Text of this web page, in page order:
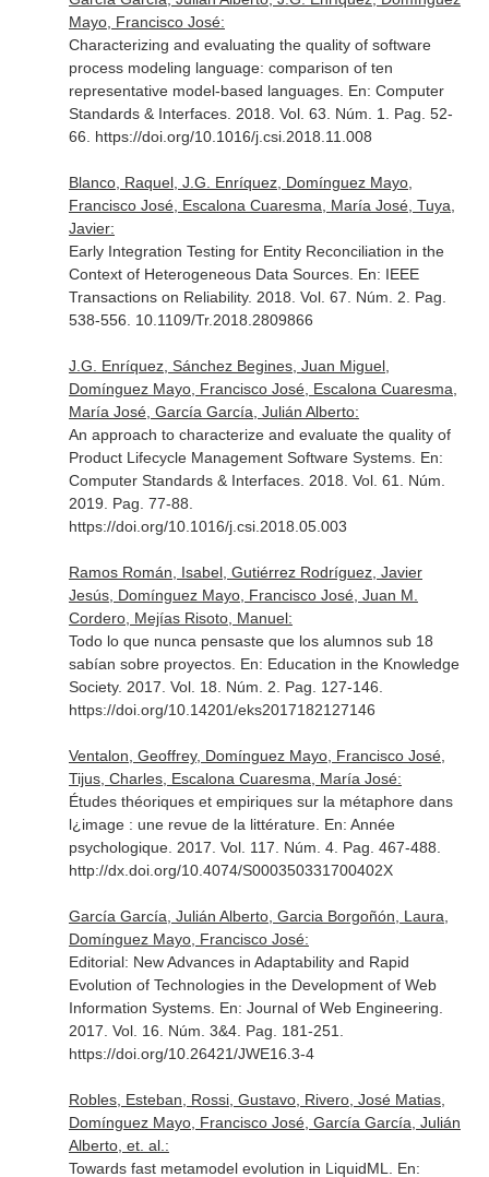
Mayo, Francisco José:
Characterizing and evaluating the quality of software
process modeling language: comparison of ten
representative model-based languages. En: Computer
Standards & Interfaces. 2018. Vol. 63. Núm. 1. Pag. 52-
66. https://doi.org/10.1016/j.csi.2018.11.008
Blanco, Raquel, J.G. Enríquez, Domínguez Mayo,
Francisco José, Escalona Cuaresma, María José, Tuya,
Javier:
Early Integration Testing for Entity Reconciliation in the
Context of Heterogeneous Data Sources. En: IEEE
Transactions on Reliability. 2018. Vol. 67. Núm. 2. Pag.
538-556. 10.1109/Tr.2018.2809866
J.G. Enríquez, Sánchez Begines, Juan Miguel,
Domínguez Mayo, Francisco José, Escalona Cuaresma,
María José, García García, Julián Alberto:
An approach to characterize and evaluate the quality of
Product Lifecycle Management Software Systems. En:
Computer Standards & Interfaces. 2018. Vol. 61. Núm.
2019. Pag. 77-88.
https://doi.org/10.1016/j.csi.2018.05.003
Ramos Román, Isabel, Gutiérrez Rodríguez, Javier
Jesús, Domínguez Mayo, Francisco José, Juan M.
Cordero, Mejías Risoto, Manuel:
Todo lo que nunca pensaste que los alumnos sub 18
sabían sobre proyectos. En: Education in the Knowledge
Society. 2017. Vol. 18. Núm. 2. Pag. 127-146.
https://doi.org/10.14201/eks2017182127146
Ventalon, Geoffrey, Domínguez Mayo, Francisco José,
Tijus, Charles, Escalona Cuaresma, María José:
Études théoriques et empiriques sur la métaphore dans
l¿image : une revue de la littérature. En: Année
psychologique. 2017. Vol. 117. Núm. 4. Pag. 467-488.
http://dx.doi.org/10.4074/S000350331700402X
García García, Julián Alberto, Garcia Borgoñón, Laura,
Domínguez Mayo, Francisco José:
Editorial: New Advances in Adaptability and Rapid
Evolution of Technologies in the Development of Web
Information Systems. En: Journal of Web Engineering
2017. Vol. 16. Núm. 3&4. Pag. 181-251.
https://doi.org/10.26421/JWE16.3-4
Robles, Esteban, Rossi, Gustavo, Rivero, José Matias,
Domínguez Mayo, Francisco José, García García, Julián
Alberto, et. al.:
Towards fast metamodel evolution in LiquidML. En: